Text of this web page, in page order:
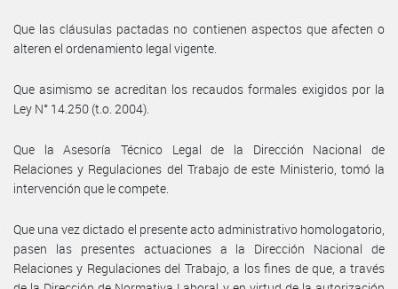
Que las cláusulas pactadas no contienen aspectos que afecten o
alteren el ordenamiento legal vigente.
Que asimismo se acreditan los recaudos formales exigidos por la
Ley N° 14.250 (t.o. 2004).
Que la Asesoría Técnico Legal de la Dirección Nacional de
Relaciones y Regulaciones del Trabajo de este Ministerio, tomó la
intervención que le compete.
Que una vez dictado el presente acto administrativo homologatorio,
pasen las presentes actuaciones a la Dirección Nacional de
Relaciones y Regulaciones del Trabajo, a los fines de que, a través